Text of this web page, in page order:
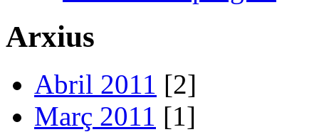
Arxius
Abril 2011 [2]
Març 2011 [1]